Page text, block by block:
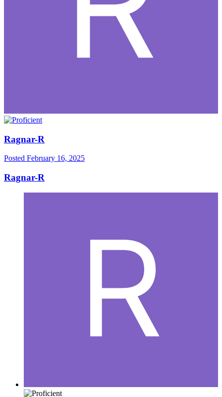
Ragnar-R
Posted February 16, 2025
Ragnar-R